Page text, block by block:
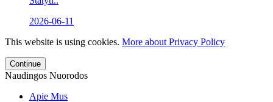
2026-06-11
This website is using cookies. More about Privacy Policy
Continue
Naudingos Nuorodos
Apie Mus